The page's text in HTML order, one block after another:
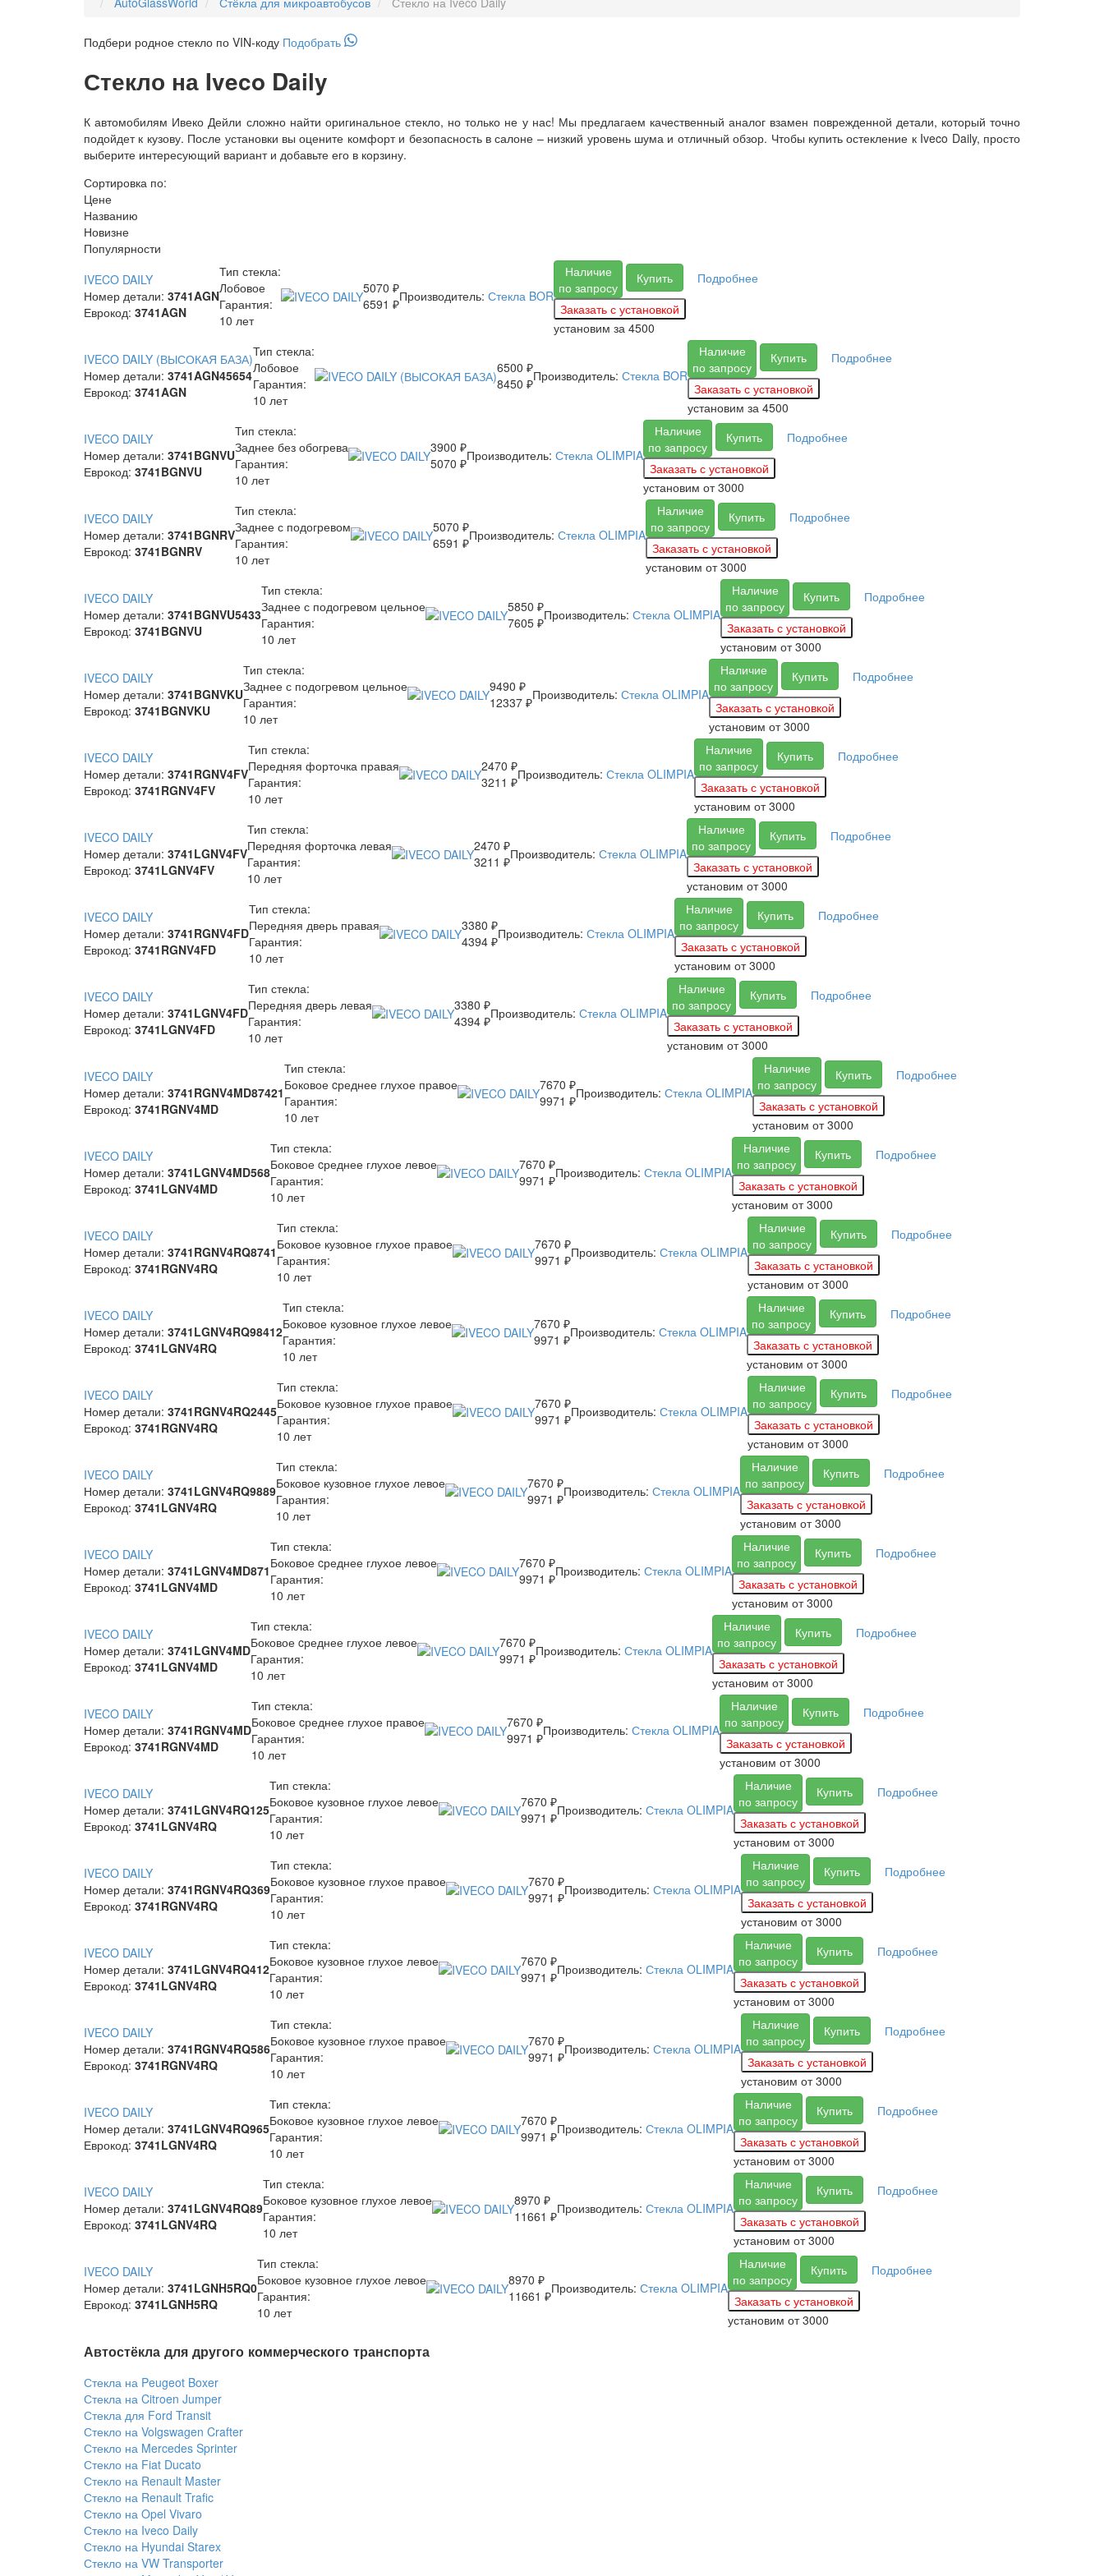
Подбери родное стекло по VIN-коду Подобрать
Стекло на Iveco Daily
К автомобилям Ивеко Дейли сложно найти оригинальное стекло, но только не у нас! Мы предлагаем качественный аналог взамен поврежденной детали, который точно
подойдет к кузову. После установки вы оцените комфорт и безопасность в салоне – низкий уровень шума и отличный обзор. Чтобы купить остекление к Iveco Daily, просто
выберите интересующий вариант и добавьте его в корзину.
Сортировка по:
Цене
Названию
Новизне
Популярности
IVECO DAILY
Номер детали: 3741AGN
Еврокод: 3741AGN
Тип стекла:
Лобовое
Гарантия:
10 лет
5070 ₽
6591 ₽Производитель: Стекла BOR
Наличие
по запросу
Купить Подробнее
установим за 4500
IVECO DAILY (ВЫСОКАЯ БАЗА)
Номер детали: 3741AGN45654
Еврокод: 3741AGN
Тип стекла:
Лобовое
Гарантия:
10 лет
6500 ₽
8450 ₽Производитель: Стекла BOR
Наличие
по запросу
Купить Подробнее
установим за 4500
IVECO DAILY
Номер детали: 3741BGNVU
Еврокод: 3741BGNVU
Тип стекла:
Заднее без обогрева
Гарантия:
10 лет
3900 ₽
5070 ₽Производитель: Стекла OLIMPIA
Наличие
по запросу
Купить Подробнее
установим от 3000
IVECO DAILY
Номер детали: 3741BGNRV
Еврокод: 3741BGNRV
Тип стекла:
Заднее с подогревом
Гарантия:
10 лет
5070 ₽
6591 ₽Производитель: Стекла OLIMPIA
Наличие
по запросу
Купить Подробнее
установим от 3000
IVECO DAILY
Номер детали: 3741BGNVU5433
Еврокод: 3741BGNVU
Тип стекла:
Заднее с подогревом цельное
Гарантия:
10 лет
5850 ₽
7605 ₽Производитель: Стекла OLIMPIA
Наличие
по запросу
Купить Подробнее
установим от 3000
IVECO DAILY
Номер детали: 3741BGNVKU
Еврокод: 3741BGNVKU
Тип стекла:
Заднее с подогревом цельное
Гарантия:
10 лет
9490 ₽
12337 ₽Производитель: Стекла OLIMPIA
Наличие
по запросу
Купить Подробнее
установим от 3000
IVECO DAILY
Номер детали: 3741RGNV4FV
Еврокод: 3741RGNV4FV
Тип стекла:
Передняя форточка правая
Гарантия:
10 лет
2470 ₽
3211 ₽Производитель: Стекла OLIMPIA
Наличие
по запросу
Купить Подробнее
установим от 3000
IVECO DAILY
Номер детали: 3741LGNV4FV
Еврокод: 3741LGNV4FV
Тип стекла:
Передняя форточка левая
Гарантия:
10 лет
2470 ₽
3211 ₽Производитель: Стекла OLIMPIA
Наличие
по запросу
Купить Подробнее
установим от 3000
IVECO DAILY
Номер детали: 3741RGNV4FD
Еврокод: 3741RGNV4FD
Тип стекла:
Передняя дверь правая
Гарантия:
10 лет
3380 ₽
4394 ₽Производитель: Стекла OLIMPIA
Наличие
по запросу
Купить Подробнее
установим от 3000
IVECO DAILY
Номер детали: 3741LGNV4FD
Еврокод: 3741LGNV4FD
Тип стекла:
Передняя дверь левая
Гарантия:
10 лет
3380 ₽
4394 ₽Производитель: Стекла OLIMPIA
Наличие
по запросу
Купить Подробнее
установим от 3000
IVECO DAILY
Номер детали: 3741RGNV4MD87421
Еврокод: 3741RGNV4MD
Тип стекла:
Боковое cреднее глухое правое
Гарантия:
10 лет
7670 ₽
9971 ₽Производитель: Стекла OLIMPIA
Наличие
по запросу
Купить Подробнее
установим от 3000
IVECO DAILY
Номер детали: 3741LGNV4MD568
Еврокод: 3741LGNV4MD
Тип стекла:
Боковое cреднее глухое левое
Гарантия:
10 лет
7670 ₽
9971 ₽Производитель: Стекла OLIMPIA
Наличие
по запросу
Купить Подробнее
установим от 3000
IVECO DAILY
Номер детали: 3741RGNV4RQ8741
Еврокод: 3741RGNV4RQ
Тип стекла:
Боковое кузовное глухое правое
Гарантия:
10 лет
7670 ₽
9971 ₽Производитель: Стекла OLIMPIA
Наличие
по запросу
Купить Подробнее
установим от 3000
IVECO DAILY
Номер детали: 3741LGNV4RQ98412
Еврокод: 3741LGNV4RQ
Тип стекла:
Боковое кузовное глухое левое
Гарантия:
10 лет
7670 ₽
9971 ₽Производитель: Стекла OLIMPIA
Наличие
по запросу
Купить Подробнее
установим от 3000
IVECO DAILY
Номер детали: 3741RGNV4RQ2445
Еврокод: 3741RGNV4RQ
Тип стекла:
Боковое кузовное глухое правое
Гарантия:
10 лет
7670 ₽
9971 ₽Производитель: Стекла OLIMPIA
Наличие
по запросу
Купить Подробнее
установим от 3000
IVECO DAILY
Номер детали: 3741LGNV4RQ9889
Еврокод: 3741LGNV4RQ
Тип стекла:
Боковое кузовное глухое левое
Гарантия:
10 лет
7670 ₽
9971 ₽Производитель: Стекла OLIMPIA
Наличие
по запросу
Купить Подробнее
установим от 3000
IVECO DAILY
Номер детали: 3741LGNV4MD871
Еврокод: 3741LGNV4MD
Тип стекла:
Боковое cреднее глухое левое
Гарантия:
10 лет
7670 ₽
9971 ₽Производитель: Стекла OLIMPIA
Наличие
по запросу
Купить Подробнее
установим от 3000
IVECO DAILY
Номер детали: 3741LGNV4MD
Еврокод: 3741LGNV4MD
Тип стекла:
Боковое cреднее глухое левое
Гарантия:
10 лет
7670 ₽
9971 ₽Производитель: Стекла OLIMPIA
Наличие
по запросу
Купить Подробнее
установим от 3000
IVECO DAILY
Номер детали: 3741RGNV4MD
Еврокод: 3741RGNV4MD
Тип стекла:
Боковое cреднее глухое правое
Гарантия:
10 лет
7670 ₽
9971 ₽Производитель: Стекла OLIMPIA
Наличие
по запросу
Купить Подробнее
установим от 3000
IVECO DAILY
Номер детали: 3741LGNV4RQ125
Еврокод: 3741LGNV4RQ
Тип стекла:
Боковое кузовное глухое левое
Гарантия:
10 лет
7670 ₽
9971 ₽Производитель: Стекла OLIMPIA
Наличие
по запросу
Купить Подробнее
установим от 3000
IVECO DAILY
Номер детали: 3741RGNV4RQ369
Еврокод: 3741RGNV4RQ
Тип стекла:
Боковое кузовное глухое правое
Гарантия:
10 лет
7670 ₽
9971 ₽Производитель: Стекла OLIMPIA
Наличие
по запросу
Купить Подробнее
установим от 3000
IVECO DAILY
Номер детали: 3741LGNV4RQ412
Еврокод: 3741LGNV4RQ
Тип стекла:
Боковое кузовное глухое левое
Гарантия:
10 лет
7670 ₽
9971 ₽Производитель: Стекла OLIMPIA
Наличие
по запросу
Купить Подробнее
установим от 3000
IVECO DAILY
Номер детали: 3741RGNV4RQ586
Еврокод: 3741RGNV4RQ
Тип стекла:
Боковое кузовное глухое правое
Гарантия:
10 лет
7670 ₽
9971 ₽Производитель: Стекла OLIMPIA
Наличие
по запросу
Купить Подробнее
установим от 3000
IVECO DAILY
Номер детали: 3741LGNV4RQ965
Еврокод: 3741LGNV4RQ
Тип стекла:
Боковое кузовное глухое левое
Гарантия:
10 лет
7670 ₽
9971 ₽Производитель: Стекла OLIMPIA
Наличие
по запросу
Купить Подробнее
установим от 3000
IVECO DAILY
Номер детали: 3741LGNV4RQ89
Еврокод: 3741LGNV4RQ
Тип стекла:
Боковое кузовное глухое левое
Гарантия:
10 лет
8970 ₽
11661 ₽Производитель: Стекла OLIMPIA
Наличие
по запросу
Купить Подробнее
установим от 3000
IVECO DAILY
Номер детали: 3741LGNH5RQ0
Еврокод: 3741LGNH5RQ
Тип стекла:
Боковое кузовное глухое левое
Гарантия:
10 лет
8970 ₽
11661 ₽Производитель: Стекла OLIMPIA
Наличие
по запросу
Купить Подробнее
установим от 3000
Автостёкла для другого коммерческого транспорта
Стекла на Peugeot Boxer
Стекла на Citroen Jumper
Стекла для Ford Transit
Стекло на Volgswagen Crafter
Стекло на Mercedes Sprinter
Стекло на Fiat Ducato
Стекло на Renault Master
Стекло на Renault Trafic
Стекло на Opel Vivaro
Стекло на Iveco Daily
Стекло на Hyundai Starex
Стекло на VW Transporter